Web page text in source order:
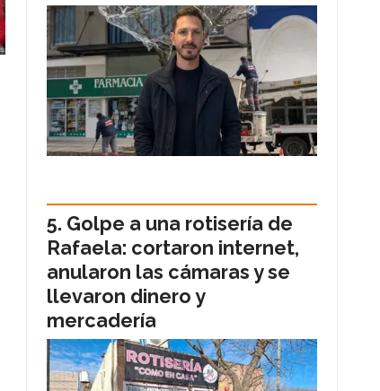
Golpe a una rotisería de
Rafaela: cortaron internet,
anularon las cámaras y se
llevaron dinero y
mercadería